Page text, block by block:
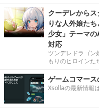
クーデレから
りな人外娘た
少女」テーマ
対応
ツンデレドラゴン
もりのヒロインた
ゲームコマー
Xsollaの最新情報